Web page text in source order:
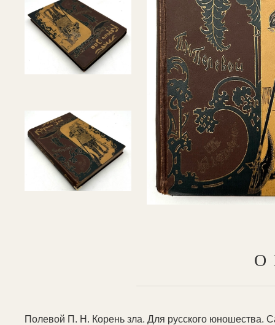
Полевой П. Н. Корень зла. Для русского юношества.